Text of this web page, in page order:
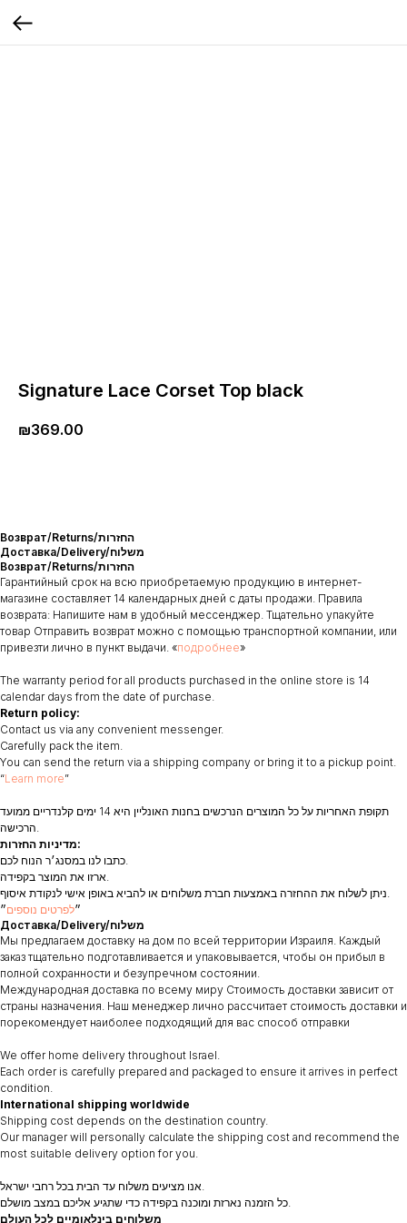
Signature Lace Corset Top black
₪369.00
Возврат/Returns/החזרות
Доставка/Delivery/משלוח
Возврат/Returns/החזרות
Гарантийный срок на всю приобретаемую продукцию в интернет-
магазине составляет 14 календарных дней с даты продажи. Правила
возврата: Напишите нам в удобный мессенджер. Тщательно упакуйте
товар Отправить возврат можно с помощью транспортной компании, или
привезти лично в пункт выдачи. «подробнее»
The warranty period for all products purchased in the online store is 14
calendar days from the date of purchase.
Return policy:
Contact us via any convenient messenger.
Carefully pack the item.
You can send the return via a shipping company or bring it to a pickup point.
“Learn more”
תקופת האחריות על כל המוצרים הנרכשים בחנות האונליין היא 14 ימים קלנדריים ממועד
הרכישה.
מדיניות החזרות:
כתבו לנו במסנג׳ר הנוח לכם.
ארזו את המוצר בקפידה.
ניתן לשלוח את ההחזרה באמצעות חברת משלוחים או להביא באופן אישי לנקודת איסוף.
״לפרטים נוספים״
Доставка/Delivery/משלוח
Мы предлагаем доставку на дом по всей территории Израиля. Каждый
заказ тщательно подготавливается и упаковывается, чтобы он прибыл в
полной сохранности и безупречном состоянии.
Международная доставка по всему миру Стоимость доставки зависит от
страны назначения. Наш менеджер лично рассчитает стоимость доставки и
порекомендует наиболее подходящий для вас способ отправки
We offer home delivery throughout Israel.
Each order is carefully prepared and packaged to ensure it arrives in perfect
condition.
International shipping worldwide
Shipping cost depends on the destination country.
Our manager will personally calculate the shipping cost and recommend the
most suitable delivery option for you.
אנו מציעים משלוח עד הבית בכל רחבי ישראל.
כל הזמנה נארזת ומוכנה בקפידה כדי שתגיע אליכם במצב מושלם.
משלוחים בינלאומיים לכל העולם